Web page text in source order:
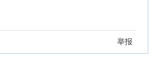
举报